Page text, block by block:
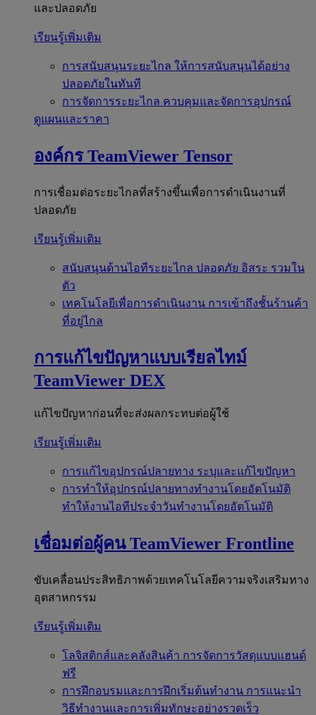
และปลอดภัย
เรียนรู้เพิ่มเติม
การสนับสนุนระยะไกล ให้การสนับสนุนได้อย่าง
ปลอดภัยในทันที
การจัดการระยะไกล ควบคุมและจัดการอุปกรณ์
ดูแผนและราคา
องค์กร TeamViewer Tensor
การเชื่อมต่อระยะไกลที่สร้างขึ้นเพื่อการดำเนินงานที่
ปลอดภัย
เรียนรู้เพิ่มเติม
สนับสนุนด้านไอทีระยะไกล ปลอดภัย อิสระ รวมใน
ตัว
เทคโนโลยีเพื่อการดำเนินงาน การเข้าถึงชั้นร้านค้า
ที่อยู่ไกล
การแก้ไขปัญหาแบบเรียลไทม์
TeamViewer DEX
แก้ไขปัญหาก่อนที่จะส่งผลกระทบต่อผู้ใช้
เรียนรู้เพิ่มเติม
การแก้ไขอุปกรณ์ปลายทาง ระบุและแก้ไขปัญหา
การทำให้อุปกรณ์ปลายทางทำงานโดยอัตโนมัติ
ทำให้งานไอทีประจำวันทำงานโดยอัตโนมัติ
เชื่อมต่อผู้คน TeamViewer Frontline
ขับเคลื่อนประสิทธิภาพด้วยเทคโนโลยีความจริงเสริมทาง
อุตสาหกรรม
เรียนรู้เพิ่มเติม
โลจิสติกส์และคลังสินค้า การจัดการวัสดุแบบแฮนด์
ฟรี
การฝึกอบรมและการฝึกเริ่มต้นทำงาน การแนะนำ
วิธีทำงานและการเพิ่มทักษะอย่างรวดเร็ว